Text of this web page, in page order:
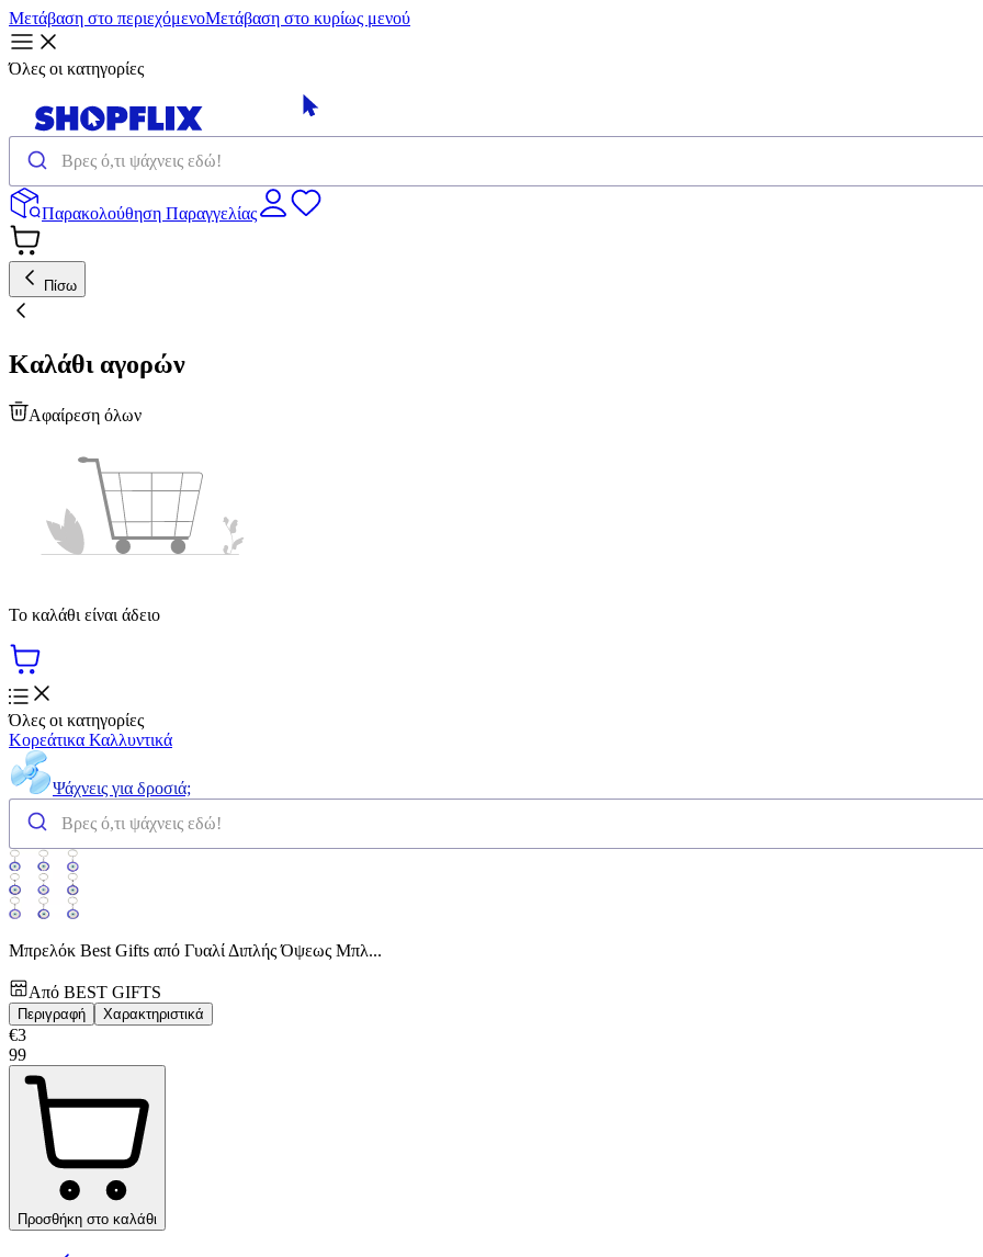
Μετάβαση στο περιεχόμενοΜετάβαση στο κυρίως μενού
Όλες οι κατηγορίες
Παρακολούθηση Παραγγελίας
Πίσω
Καλάθι αγορών
Αφαίρεση όλων
Το καλάθι είναι άδειο
Όλες οι κατηγορίες
Κορεάτικα Καλλυντικά
Ψάχνεις για δροσιά;
Μπρελόκ Best Gifts από Γυαλί Διπλής Όψεως Μπλ...
Από BEST GIFTS
Περιγραφή Χαρακτηριστικά
€3
99
Προσθήκη στο καλάθι